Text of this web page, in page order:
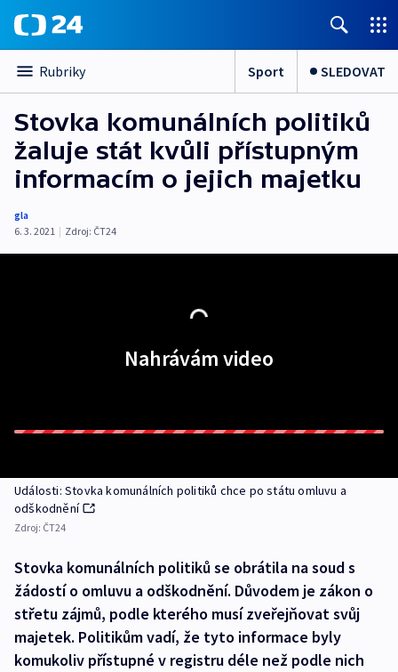
Rubriky Sport SLEDOVAT
Stovka komunálních politiků
žaluje stát kvůli přístupným
informacím o jejich majetku
gla
6. 3. 2021 | Zdroj: ČT24
Nahrávám video
Události: Stovka komunálních politiků chce po státu omluvu a
odškodnění
Zdroj: ČT24
Stovka komunálních politiků se obrátila na soud s
žádostí o omluvu a odškodnění. Důvodem je zákon o
střetu zájmů, podle kterého musí zveřejňovat svůj
majetek. Politikům vadí, že tyto informace byly
komukoliv přístupné v registru déle než podle nich